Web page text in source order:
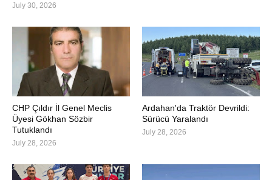
July 30, 2026
CHP Çıldır İl Genel Meclis
Üyesi Gökhan Sözbir
Tutuklandı
July 28, 2026
Ardahan'da Traktör Devrildi:
Sürücü Yaralandı
July 28, 2026